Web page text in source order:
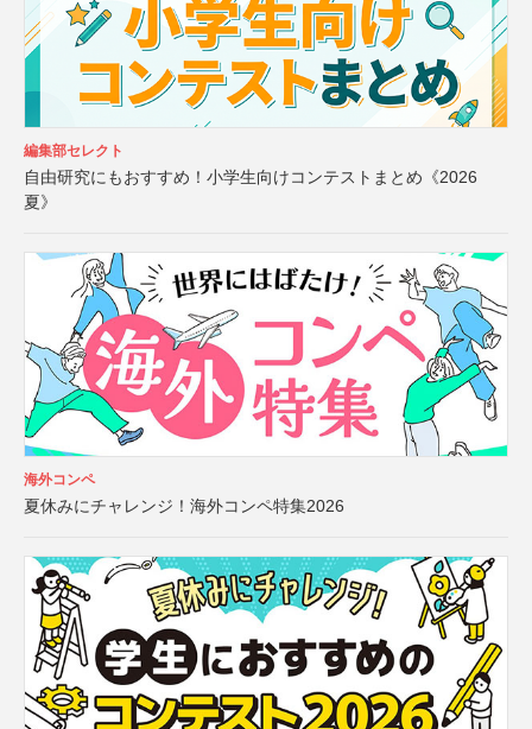
編集部セレクト
自由研究にもおすすめ！小学生向けコンテストまとめ《2026
夏》
海外コンペ
夏休みにチャレンジ！海外コンペ特集2026